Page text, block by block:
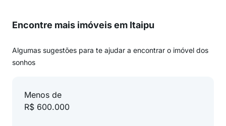
Encontre mais imóveis em Itaipu
Algumas sugestões para te ajudar a encontrar o imóvel dos
sonhos
Menos de
R$ 600.000